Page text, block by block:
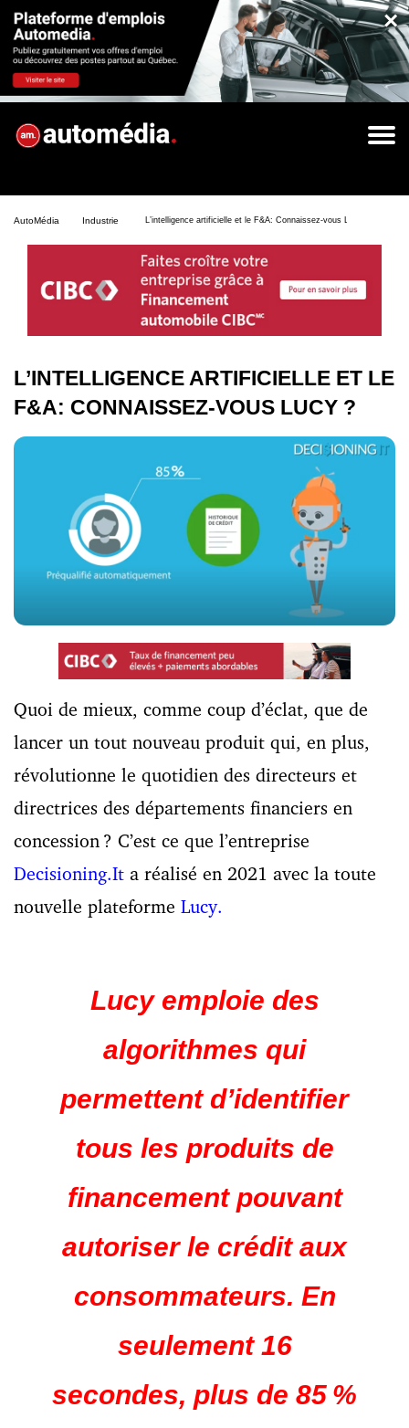
×
AutoMédia Industrie L’intelligence artificielle et le F&A: Connaissez-vous Lucy ?
L’INTELLIGENCE ARTIFICIELLE ET LE
F&A: CONNAISSEZ-VOUS LUCY ?
Quoi de mieux, comme coup d’éclat, que de
lancer un tout nouveau produit qui, en plus,
révolutionne le quotidien des directeurs et
directrices des départements financiers en
concession ? C’est ce que l’entreprise
Decisioning.It a réalisé en 2021 avec la toute
nouvelle plateforme Lucy.
Lucy emploie des
algorithmes qui
permettent d’identifier
tous les produits de
financement pouvant
autoriser le crédit aux
consommateurs. En
seulement 16
secondes, plus de 85 %